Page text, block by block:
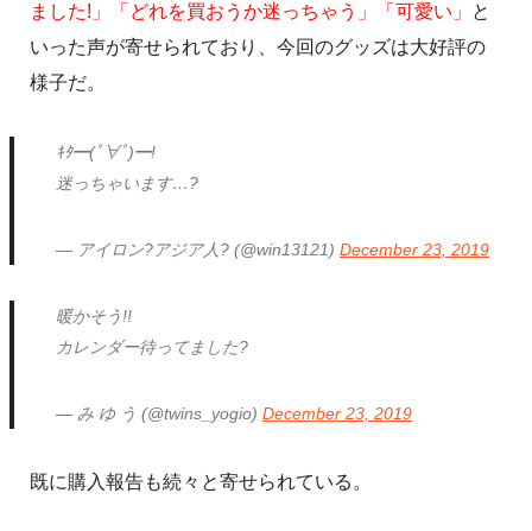
ました!」「どれを買おうか迷っちゃう」「可愛い」
と
いった声が寄せられており、今回のグッズは大好評の
様子だ。
ｷﾀ━(ﾟ∀ﾟ)━!
迷っちゃいます…?
— アイロン?アジア人? (@win13121)December 23, 2019
暖かそう!!
カレンダー待ってました?
— み ゆ う (@twins_yogio)December 23, 2019
既に購入報告も続々と寄せられている。